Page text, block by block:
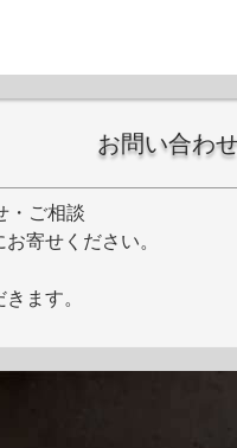
お問い合わ
・ご相談
寄せください。
ます。